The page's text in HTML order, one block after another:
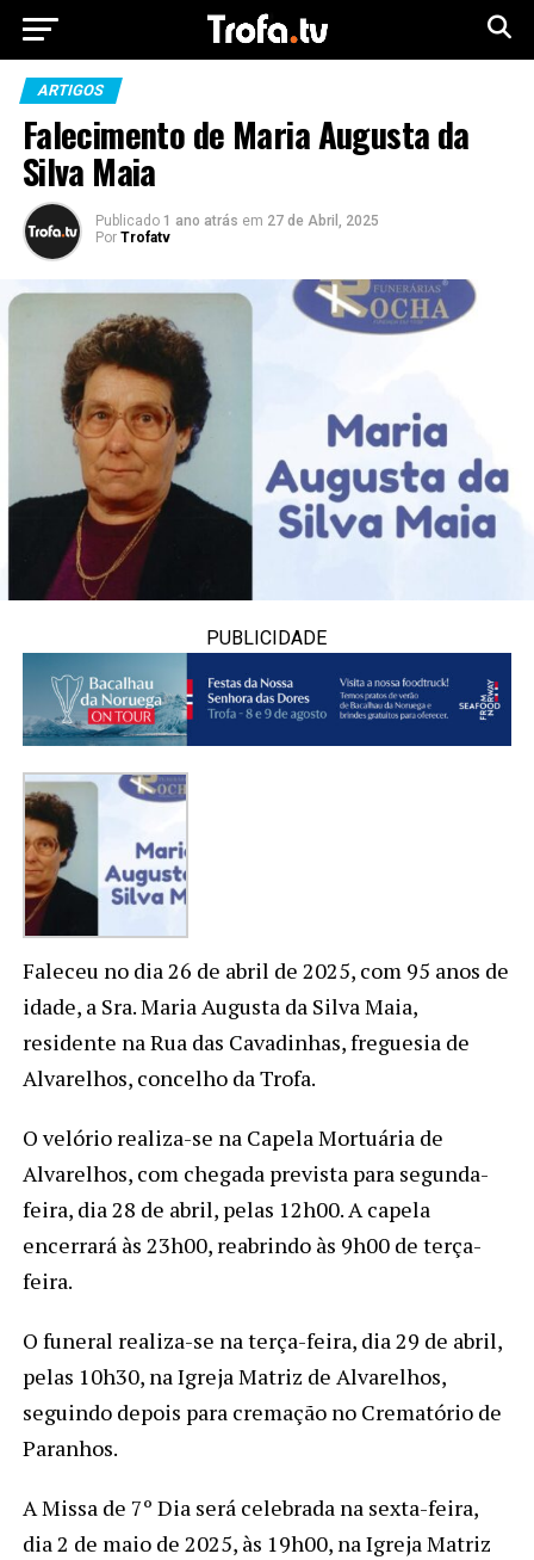
ARTIGOS
Falecimento de Maria Augusta da
Silva Maia
Publicado 1 ano atrás em 27 de Abril, 2025
Por Trofatv
PUBLICIDADE
Faleceu no dia 26 de abril de 2025, com 95 anos de
idade, a Sra. Maria Augusta da Silva Maia,
residente na Rua das Cavadinhas, freguesia de
Alvarelhos, concelho da Trofa.
O velório realiza-se na Capela Mortuária de
Alvarelhos, com chegada prevista para segunda-
feira, dia 28 de abril, pelas 12h00. A capela
encerrará às 23h00, reabrindo às 9h00 de terça-
feira.
O funeral realiza-se na terça-feira, dia 29 de abril,
pelas 10h30, na Igreja Matriz de Alvarelhos,
seguindo depois para cremação no Crematório de
Paranhos.
A Missa de 7º Dia será celebrada na sexta-feira,
dia 2 de maio de 2025, às 19h00, na Igreja Matriz